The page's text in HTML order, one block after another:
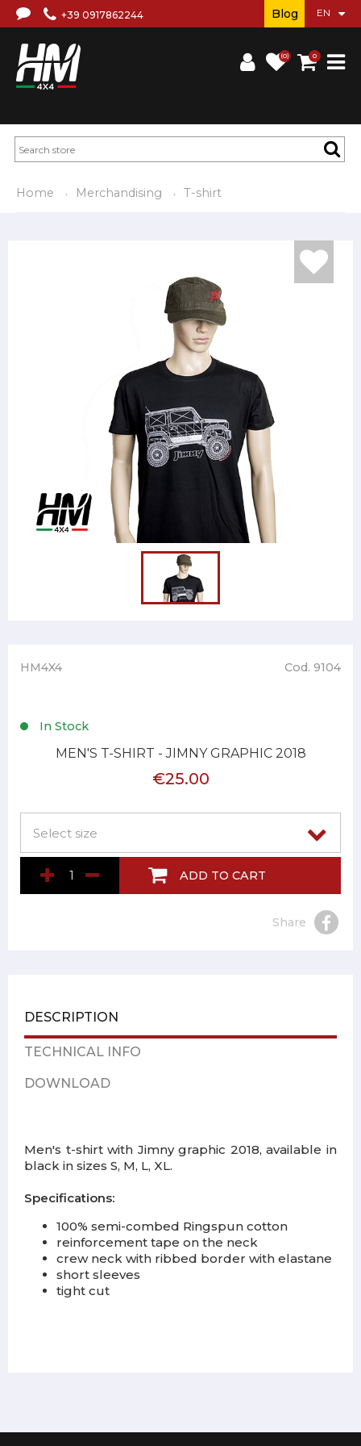
+39 0917862244
(0) 0
Blog
Home Merchandising T-shirt
HM4X4 Cod. 9104
In Stock
MEN'S T-SHIRT - JIMNY GRAPHIC 2018
€25.00
ADD TO CART
Share
DESCRIPTION
TECHNICAL INFO
DOWNLOAD
Men's t-shirt with Jimny graphic 2018, available in
black in sizes S, M, L, XL.
Specifications:
100% semi-combed Ringspun cotton
reinforcement tape on the neck
crew neck with ribbed border with elastane
short sleeves
tight cut